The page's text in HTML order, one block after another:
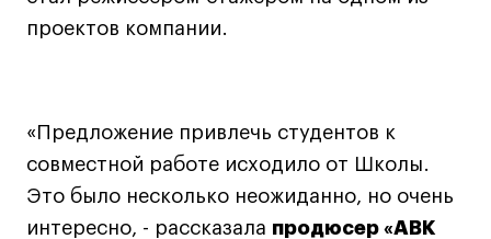
Контент
Иллюстрация
Интерьер
Лайфстайл
проектов компании.
«Предложение привлечь студентов к
совместной работе исходило от Школы.
Это было несколько неожиданно, но очень
интересно, - рассказала продюсер «АВК